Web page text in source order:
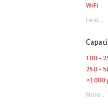
WiFi
Less...
100 -
250 -
>1000
More...